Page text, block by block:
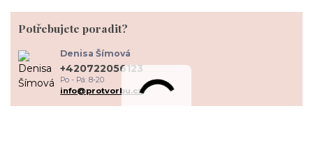
Potřebujete poradit?
Denisa Šímová
+420722056123
Po - Pá: 8-20
info@protvorbu.cz